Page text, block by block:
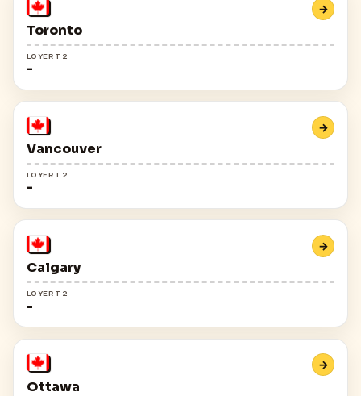
Toronto
→
LOYER T2
-
Vancouver
→
LOYER T2
-
Calgary
→
LOYER T2
-
Ottawa
→